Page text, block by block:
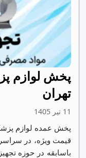
پخش لوازم
تهران
11 تیر 1405
پخش عمده لوازم
قیمت ویژه، در سراسر
باسابقه در حوزه